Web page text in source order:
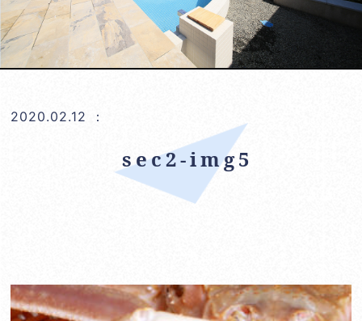
2020.02.12 ：
sec2-img5